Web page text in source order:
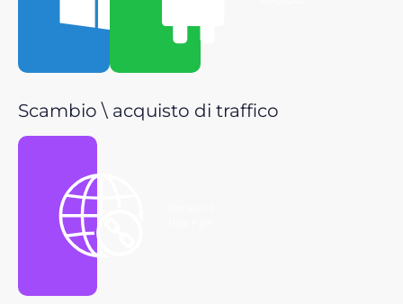
Scambio \ acquisto di traffico